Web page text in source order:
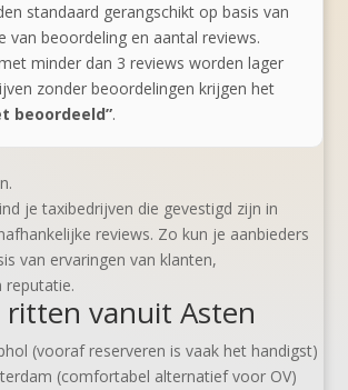
standaard gerangschikt op basis van
van beoordeling en aantal reviews.
minder dan 3 reviews worden lager
zonder beoordelingen krijgen het
beoordeeld”.
je taxibedrijven die gevestigd zijn in
reviews. Zo kun je aanbieders
van ervaringen van klanten,
reputatie.
ritten vanuit Asten
(vooraf reserveren is vaak het handigst)
(comfortabel alternatief voor OV)